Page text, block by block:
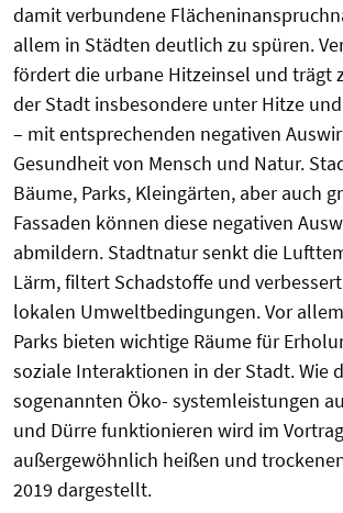
damit verbundene
allem in Städten deutlich zu spüren.
fördert die urbane Hitzeinsel und trägt
der Stadt insbesondere unter Hitze
– mit entsprechenden negativen
Gesundheit von Mensch und Natur.
Bäume, Parks, Kleingärten, aber auch
Fassaden können diese negativen
abmildern. Stadtnatur senkt die
Lärm, filtert Schadstoffe und
lokalen Umweltbedingungen. Vor
Parks bieten wichtige Räume für
soziale Interaktionen in der Stadt. Wie
sogenannten Öko- systemleistungen
und Dürre funktionieren wird im
außergewöhnlich heißen und
2019 dargestellt.